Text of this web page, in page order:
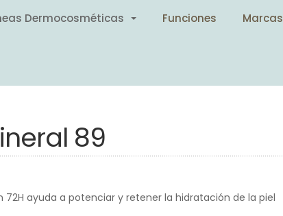
Dermocosméticas Funciones Marcas
89
72H ayuda a potenciar y retener la hidratación de la piel